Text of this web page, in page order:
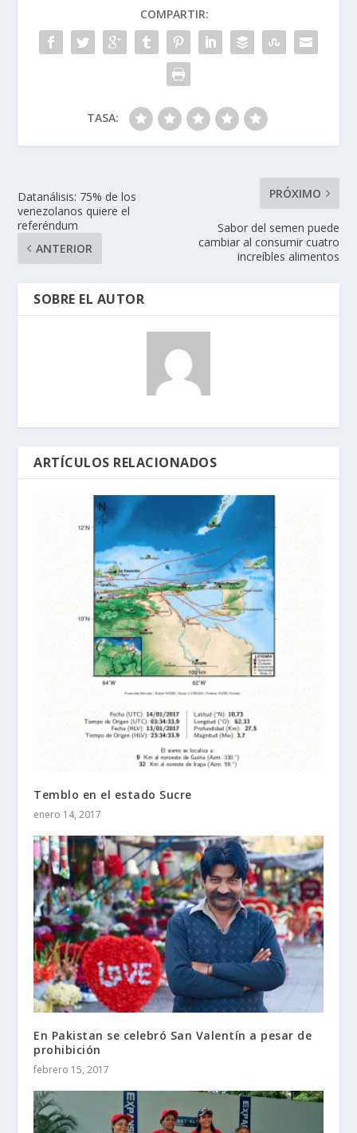
COMPARTIR:
TASA:
Datanálisis: 75% de los
venezolanos quiere el
referéndum
ANTERIOR
PRÓXIMO
Sabor del semen puede
cambiar al consumir cuatro
increíbles alimentos
SOBRE EL AUTOR
ARTÍCULOS RELACIONADOS
Temblo en el estado Sucre
enero 14, 2017
En Pakistan se celebró San Valentín a pesar de
prohibición
febrero 15, 2017